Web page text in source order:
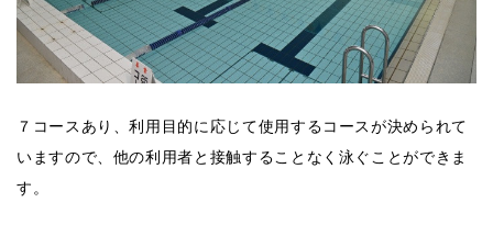
７コースあり、利用目的に応じて使用するコースが決められて
いますので、他の利用者と接触することなく泳ぐことができま
す。